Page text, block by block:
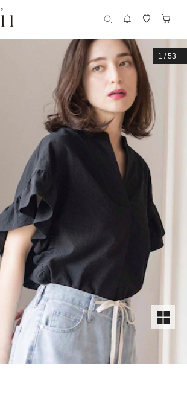
1 /53